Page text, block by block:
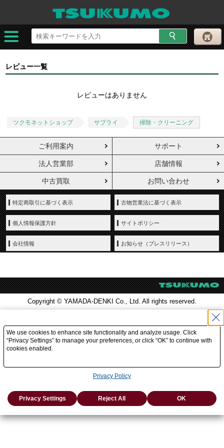
レビュー一覧
レビューはありません
ツクモネットショップ サプライ 掃除・クリーニング
ご利用案内 サポート
法人営業部 店舗情報
中古買取 お問い合わせ
特定商取引に基づく表示 古物営業法に基づく表示
個人情報保護方針 サイトポリシー
会社情報 お知らせ（プレスリリース）
Copyright © YAMADA-DENKI Co., Ltd. All rights reserved.
We use cookies to enhance site functionality and analyze usage. Click
“Privacy Settings” to manage your preferences, or click “OK” to continue with
cookies enabled.
Privacy Policy
Privacy Settings Reject All OK